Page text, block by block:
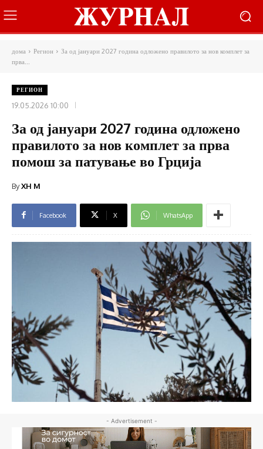
дома Регион
За од јануари 2027 година одложено правилото за нов комплет за
прва...
РЕГИОН
19.05.2026 10:00
За од јануари 2027 година одложено
правилото за нов комплет за прва
помош за патување во Грција
ByXH M
Facebook X WhatsApp
- Advertisement -